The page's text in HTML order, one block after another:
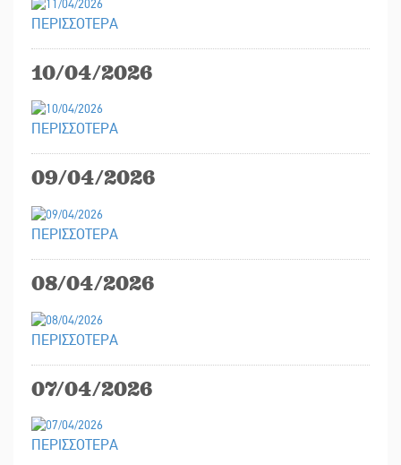
ΠΕΡΙΣΣΟΤΕΡΑ
10/04/2026
ΠΕΡΙΣΣΟΤΕΡΑ
09/04/2026
ΠΕΡΙΣΣΟΤΕΡΑ
08/04/2026
ΠΕΡΙΣΣΟΤΕΡΑ
07/04/2026
ΠΕΡΙΣΣΟΤΕΡΑ